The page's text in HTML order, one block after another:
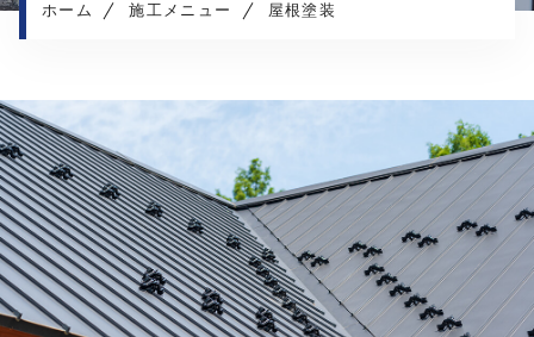
プライバシーポリシー
ホーム 施工メニュー 屋根塗装